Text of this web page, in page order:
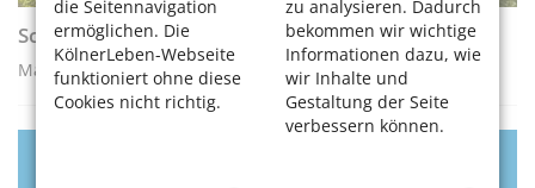
die Seitennavigation
ermöglichen. Die
KölnerLeben-Webseite
funktioniert ohne diese
Cookies nicht richtig.
zu analysieren. Dadurch
bekommen wir wichtige
Informationen dazu, wie
wir Inhalte und
Gestaltung der Seite
verbessern können.
Schlechte Schilder melden
Machen Sie mit!